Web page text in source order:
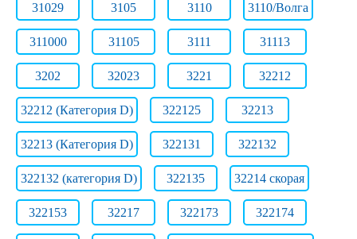
31029 3105 3110 3110/Волга
311000 31105 3111 31113
3202 32023 3221 32212
32212 (Категория D) 322125 32213
32213 (Категория D) 322131 322132
322132 (категория D) 322135 32214 скорая
322153 32217 322173 322174